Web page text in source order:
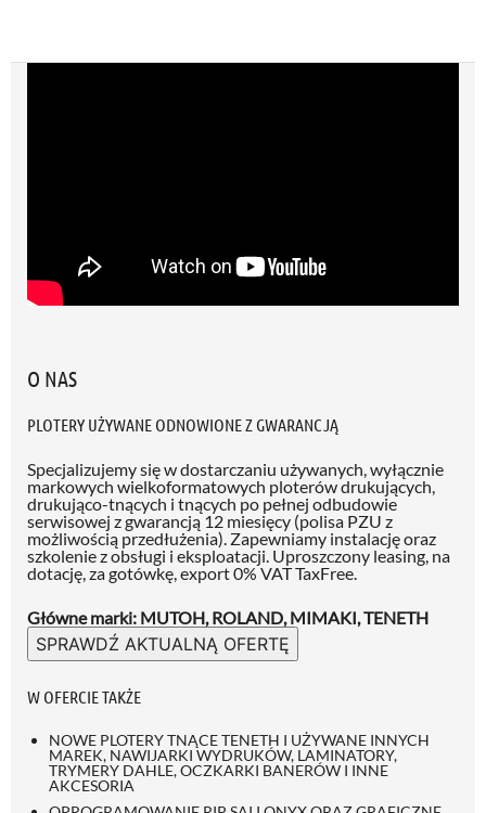
O NAS
PLOTERY UŻYWANE ODNOWIONE Z GWARANCJĄ
Specjalizujemy się w dostarczaniu używanych, wyłącznie
markowych wielkoformatowych ploterów drukujących,
drukująco-tnących i tnących po pełnej odbudowie
serwisowej z gwarancją 12 miesięcy (polisa PZU z
możliwością przedłużenia) . Zapewniamy instalację oraz
szkolenie z obsługi i eksploatacji. Uproszczony leasing, na
dotację, za gotówkę, export 0% VAT TaxFree.
Główne marki: MUTOH, ROLAND, MIMAKI, TENETH
SPRAWDŹ AKTUALNĄ OFERTĘ
W OFERCIE TAKŻE
NOWE PLOTERY TNĄCE TENETH I UŻYWANE INNYCH
MAREK, NAWIJARKI WYDRUKÓW, LAMINATORY,
TRYMERY DAHLE, OCZKARKI BANERÓW I INNE
AKCESORIA